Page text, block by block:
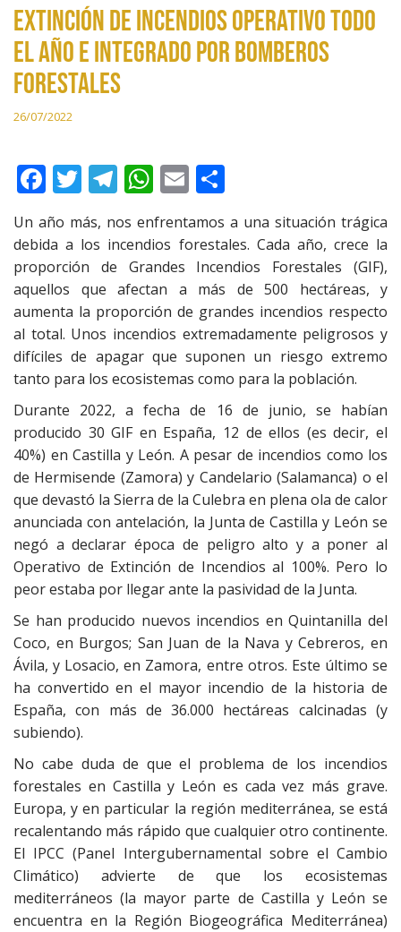
extinción de incendios operativo todo
el año e integrado por bomberos
forestales
26/07/2022
F
ac
e
b
o
o
k
T
w
itt
er
T
e
gr
a
m
W
h
at
s
A
p
p
E
ai m
p
ar
ti
r
Un año más, nos enfrentamos a una situación trágica
debida a los incendios forestales. Cada año, crece la
proporción de Grandes Incendios Forestales (GIF),
aquellos que afectan a más de 500 hectáreas, y
aumenta la proporción de grandes incendios respecto
al total. Unos incendios extremadamente peligrosos y
difíciles de apagar que suponen un riesgo extremo
tanto para los ecosistemas como para la población.
Durante 2022, a fecha de 16 de junio, se habían
producido 30 GIF en España, 12 de ellos (es decir, el
40%) en Castilla y León. A pesar de incendios como los
de Hermisende (Zamora) y Candelario (Salamanca) o el
que devastó la Sierra de la Culebra en plena ola de calor
anunciada con antelación, la Junta de Castilla y León se
negó a declarar época de peligro alto y a poner al
Operativo de Extinción de Incendios al 100%. Pero lo
peor estaba por llegar ante la pasividad de la Junta.
Se han producido nuevos incendios en Quintanilla del
Coco, en Burgos; San Juan de la Nava y Cebreros, en
Ávila, y Losacio, en Zamora, entre otros. Este último se
ha convertido en el mayor incendio de la historia de
España, con más de 36.000 hectáreas calcinadas (y
subiendo).
No cabe duda de que el problema de los incendios
forestales en Castilla y León es cada vez más grave.
Europa, y en particular la región mediterránea, se está
recalentando más rápido que cualquier otro continente.
El IPCC (Panel Intergubernamental sobre el Cambio
Climático) advierte de que los ecosistemas
mediterráneos (la mayor parte de Castilla y León se
encuentra en la Región Biogeográfica Mediterránea)